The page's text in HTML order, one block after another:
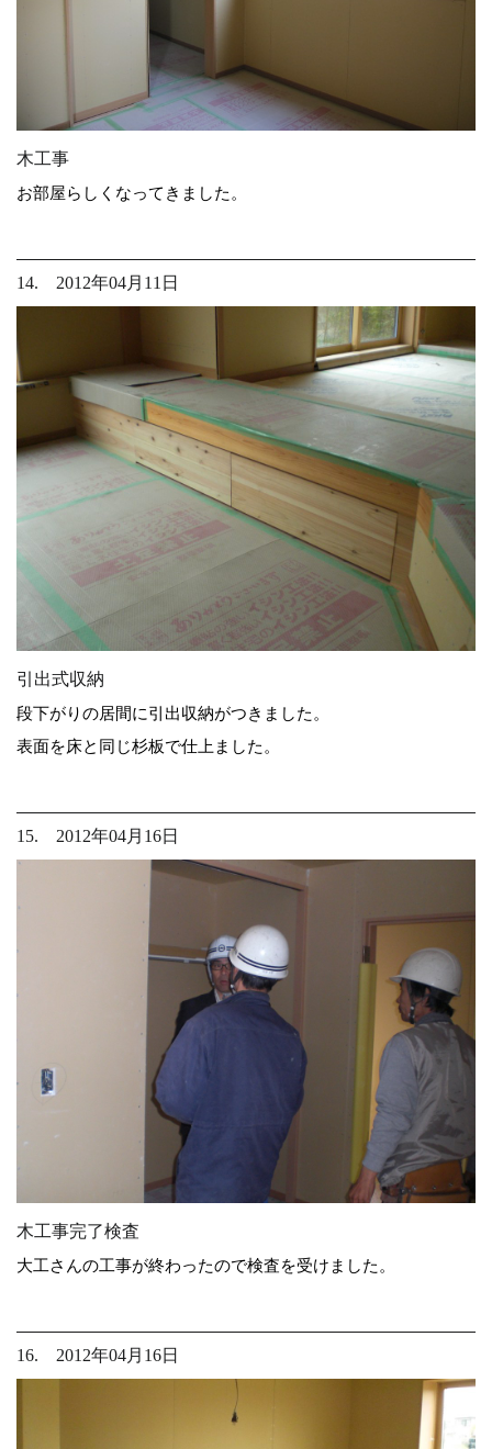
木工事
お部屋らしくなってきました。
14. 2012年04月11日
引出式収納
段下がりの居間に引出収納がつきました。
表面を床と同じ杉板で仕上ました。
15. 2012年04月16日
木工事完了検査
大工さんの工事が終わったので検査を受けました。
16. 2012年04月16日